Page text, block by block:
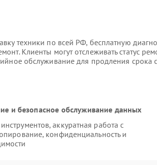
техники по всей РФ, бесплатную
Клиенты могут отслеживать статус
обслуживание для продления срока
и безопасное обслуживание данных
аккуратная работа с
конфиденциальность и